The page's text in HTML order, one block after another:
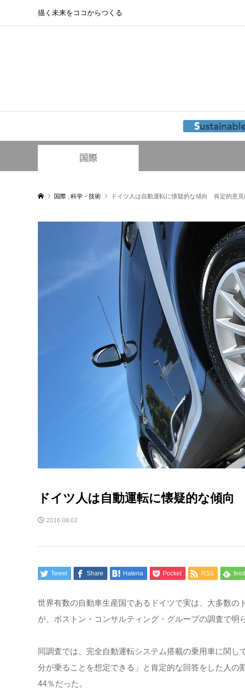
描く未来をココからつくる
国際
国際 , 科学・技術 ドイツ人は自動運転に懐疑的な傾向 肯定的意
ドイツ人は自動運転に懐疑的な傾
2016.08.02
Tweet Share Hatena Pocket RSS
世界有数の自動車生産国であるドイツで実は、大多数の
が、ボストン・コンサルティング・グループの調査で明
同調査では、完全自動運転システム搭載の乗用車に関
分が乗ることを想定できる」と肯定的な回答をした人
44％だった。